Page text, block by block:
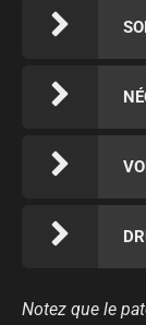
Notez que le